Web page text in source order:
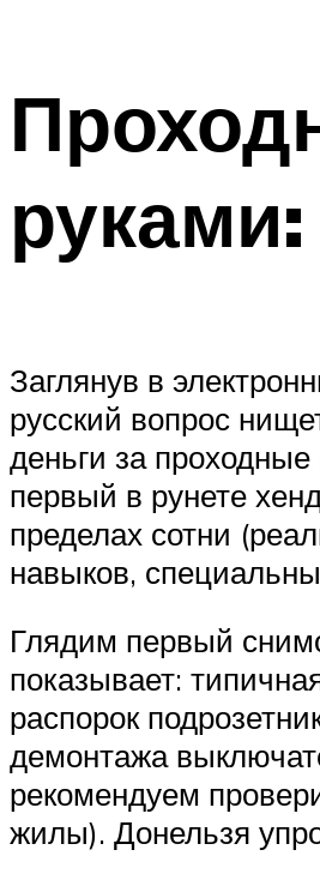
Заглянув в
русский вопрос
деньги за
первый в рунете
пределах сотни
навыков,
Глядим первый
показывает:
распорок
демонтажа
рекомендуем
жилы). Донельзя